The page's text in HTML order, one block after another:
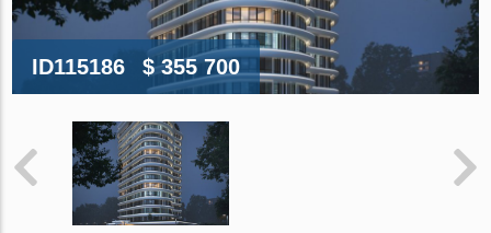
ID115186 $ 355 700